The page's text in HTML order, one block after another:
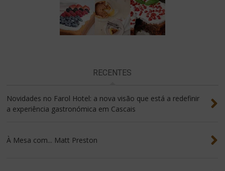
RECENTES
Novidades no Farol Hotel: a nova visão que está a redefinir
a experiência gastronómica em Cascais
À Mesa com... Matt Preston